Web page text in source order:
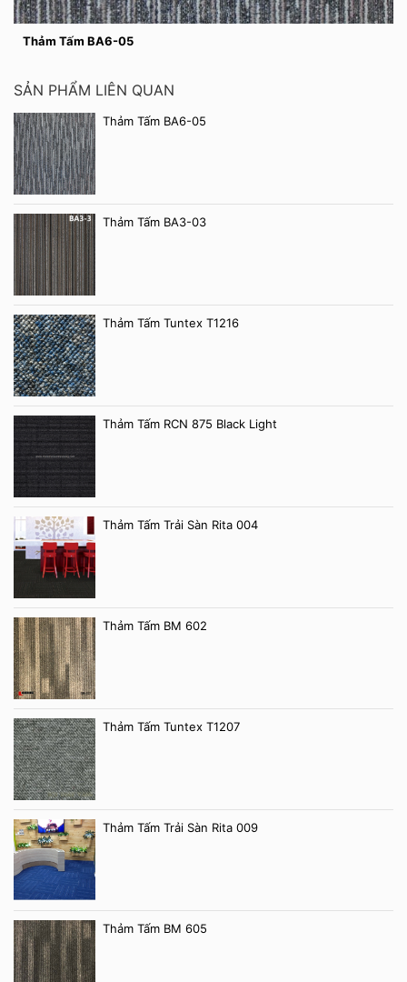
Thảm Tấm BA6-05
SẢN PHẨM LIÊN QUAN
Thảm Tấm BA6-05
Thảm Tấm BA3-03
Thảm Tấm Tuntex T1216
Thảm Tấm RCN 875 Black Light
Thảm Tấm Trải Sàn Rita 004
Thảm Tấm BM 602
Thảm Tấm Tuntex T1207
Thảm Tấm Trải Sàn Rita 009
Thảm Tấm BM 605